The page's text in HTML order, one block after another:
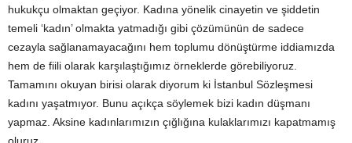
hukukçu olmaktan geçiyor. Kadına yönelik cinayetin ve şiddetin
temeli ‘kadın’ olmakta yatmadığı gibi çözümünün de sadece
cezayla sağlanamayacağını hem toplumu dönüştürme iddiamızda
hem de fiili olarak karşılaştığımız örneklerde görebiliyoruz.
Tamamını okuyan birisi olarak diyorum ki İstanbul Sözleşmesi
kadını yaşatmıyor. Bunu açıkça söylemek bizi kadın düşmanı
yapmaz. Aksine kadınlarımızın çığlığına kulaklarımızı kapatmamış
oluruz.